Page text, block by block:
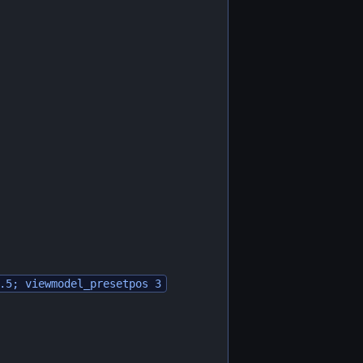
viewmodel_presetpos 3